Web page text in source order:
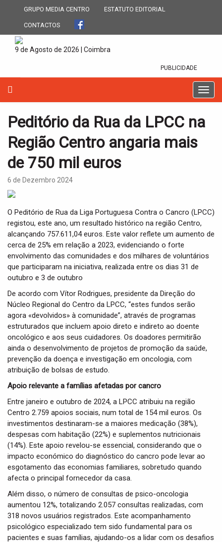
GRUPO MEDIA CENTRO ESTATUTO EDITORIAL
CONTACTOS
9 de Agosto de 2026 | Coimbra
PUBLICIDADE
T
o
g
t
o
Peditório da Rua da LPCC na
Região Centro angaria mais
de 750 mil euros
6 de Dezembro 2024
O Peditório de Rua da Liga Portuguesa Contra o Cancro (LPCC)
registou, este ano, um resultado histórico na região Centro,
alcançando 757.611,04 euros. Este valor reflete um aumento de
cerca de 25% em relação a 2023, evidenciando o forte
envolvimento das comunidades e dos milhares de voluntários
que participaram na iniciativa, realizada entre os dias 31 de
outubro e 3 de outubro
De acordo com Vítor Rodrigues, presidente da Direção do
Núcleo Regional do Centro da LPCC, “estes fundos serão
agora «devolvidos» à comunidade”, através de programas
estruturados que incluem apoio direto e indireto ao doente
oncológico e aos seus cuidadores. Os doadores permitirão
ainda o desenvolvimento de projetos de promoção da saúde,
prevenção da doença e investigação em oncologia, com
atribuição de bolsas de estudo.
Apoio relevante a famílias afetadas por cancro
Entre janeiro e outubro de 2024, a LPCC atribuiu na região
Centro 2.759 apoios sociais, num total de 154 mil euros. Os
investimentos destinaram-se a maiores medicação (38%),
despesas com habitação (22%) e suplementos nutricionais
(14%). Este apoio revelou-se essencial, considerando que o
impacto económico do diagnóstico do cancro pode levar ao
esgotamento das economias familiares, sobretudo quando
afecta o principal fornecedor da casa.
Além disso, o número de consultas de psico-oncologia
aumentou 12%, totalizando 2.057 consultas realizadas, com
318 novos usuários registrados. Este acompanhamento
psicológico especializado tem sido fundamental para os
pacientes e suas famílias, ajudando-os a lidar com os desafios